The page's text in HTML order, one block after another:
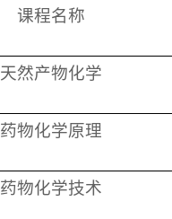
课程名称
天然产物化学
药物化学原理
药物化学技术